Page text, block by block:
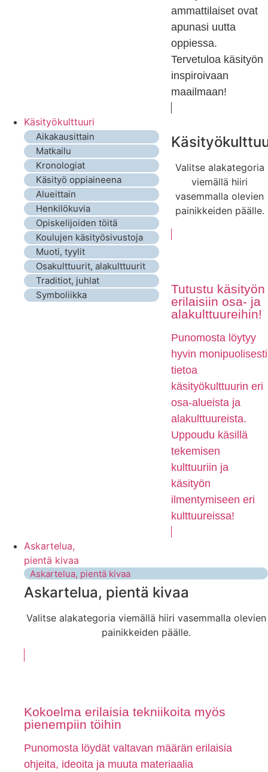
ammattilaiset ovat
apunasi uutta
oppiessa.
Tervetuloa käsityön
inspiroivaan
maailmaan!
Käsityökulttuuri
Aikakausittain
Matkailu
Kronologiat
Käsityö oppiaineena
Alueittain
Henkilökuvia
Opiskelijoiden töitä
Koulujen käsityösivustoja
Muoti, tyylit
Osakulttuurit, alakulttuurit
Traditiot, juhlat
Symboliikka
Valitse alakategoria
viemällä hiiri
vasemmalla olevien
painikkeiden päälle.
Tutustu käsityön
erilaisiin osa- ja
alakulttuureihin!
Punomosta löytyy
hyvin monipuolisesti
tietoa
käsityökulttuurin eri
osa-alueista ja
alakulttuureista.
Uppoudu käsillä
tekemisen
kulttuuriin ja
käsityön
ilmentymiseen eri
kulttuureissa!
Askartelua,
pientä kivaa
Askartelua, pientä kivaa
Askartelua, pientä kivaa
Valitse alakategoria viemällä hiiri vasemmalla olevien
painikkeiden päälle.
Kokoelma erilaisia tekniikoita myös
pienempiin töihin
Punomosta löydät valtavan määrän erilaisia
ohjeita, ideoita ja muuta materiaalia